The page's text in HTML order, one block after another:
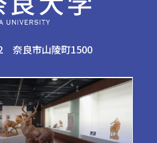
奈良市山陵町1500